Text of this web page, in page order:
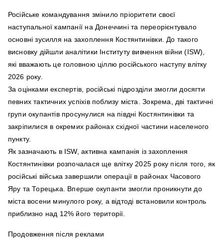
Російське командування змінило пріоритети своєї
наступальної кампанії на Донеччині та переорієнтувало
основні зусилля на захоплення Костянтинівки. До такого
висновку дійшли аналітики Інституту вивчення війни (ISW),
які вважають це головною ціллю російського наступу влітку
2026 року.
За оцінками експертів, російські підрозділи змогли досягти
певних тактичних успіхів поблизу міста. Зокрема, дві тактичні
групи окупантів просунулися на півдні Костянтинівки та
закріпилися в окремих районах східної частини населеного
пункту.
Як зазначають в ISW, активна кампанія із захоплення
Костянтинівки розпочалася ще влітку 2025 року після того, як
російські війська завершили операції в районах Часового
Яру та Торецька. Вперше окупанти змогли проникнути до
міста восени минулого року, а відтоді встановили контроль
приблизно над 12% його території.
Продовження після реклами